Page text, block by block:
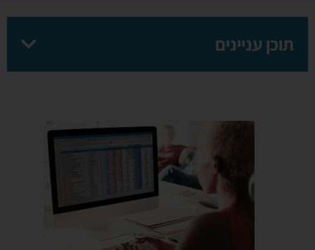
תוכן עניינים